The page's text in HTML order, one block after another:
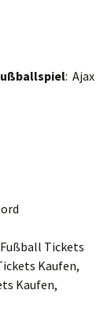
: Ajax
Tickets
Kaufen,
Kaufen,